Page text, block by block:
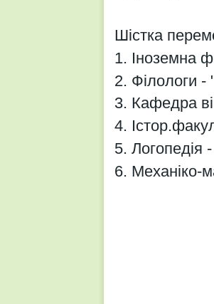
Шістка
1. Іноземна
2. Філологи -
3. Кафедра
4.
5. Логопедія
6. Механіко-